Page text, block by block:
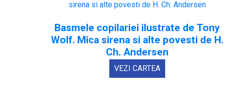
Basmele copilariei ilustrate de Tony
Wolf. Mica sirena si alte povesti de H.
Ch. Andersen
VEZI CARTEA